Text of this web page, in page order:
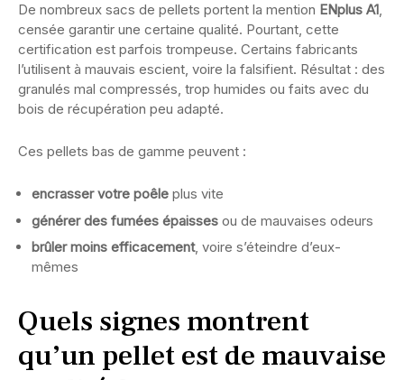
De nombreux sacs de pellets portent la mention ENplus A1,
censée garantir une certaine qualité. Pourtant, cette
certification est parfois trompeuse. Certains fabricants
l’utilisent à mauvais escient, voire la falsifient. Résultat : des
granulés mal compressés, trop humides ou faits avec du
bois de récupération peu adapté.
Ces pellets bas de gamme peuvent :
encrasser votre poêle plus vite
générer des fumées épaisses ou de mauvaises odeurs
brûler moins efficacement, voire s’éteindre d’eux-
mêmes
Quels signes montrent
qu’un pellet est de mauvaise